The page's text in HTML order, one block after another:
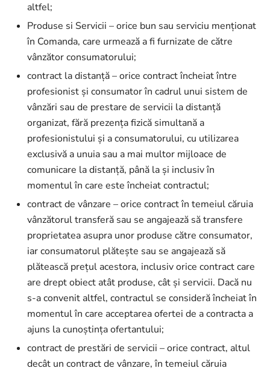
altfel;
Produse si Servicii – orice bun sau serviciu menționat
în Comanda, care urmează a fi furnizate de către
vânzător consumatorului;
contract la distanță – orice contract încheiat între
profesionist și consumator în cadrul unui sistem de
vânzări sau de prestare de servicii la distanță
organizat, fără prezența fizică simultană a
profesionistului și a consumatorului, cu utilizarea
exclusivă a unuia sau a mai multor mijloace de
comunicare la distanță, până la și inclusiv în
momentul în care este încheiat contractul;
contract de vânzare – orice contract în temeiul căruia
vânzătorul transferă sau se angajează să transfere
proprietatea asupra unor produse către consumator,
iar consumatorul plătește sau se angajează să
plătească prețul acestora, inclusiv orice contract care
are drept obiect atât produse, cât și servicii. Dacă nu
s-a convenit altfel, contractul se consideră încheiat în
momentul în care acceptarea ofertei de a contracta a
ajuns la cunoștința ofertantului;
contract de prestări de servicii – orice contract, altul
decât un contract de vânzare, în temeiul căruia